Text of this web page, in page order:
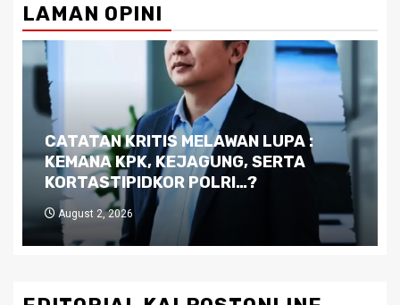
LAMAN OPINI
Dilema Kaltim di Tengah Krisis:
Kutukan Sumber Daya Alam dan
Pemimpin yang Tak Kreatif
July 29, 2026